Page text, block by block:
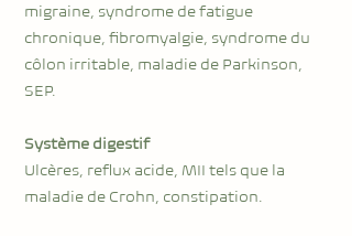
migraine, syndrome de fatigue
chronique, fibromyalgie, syndrome du
côlon irritable, maladie de Parkinson,
SEP.
Système digestif
Ulcères, reflux acide, MII tels que la
maladie de Crohn, constipation.